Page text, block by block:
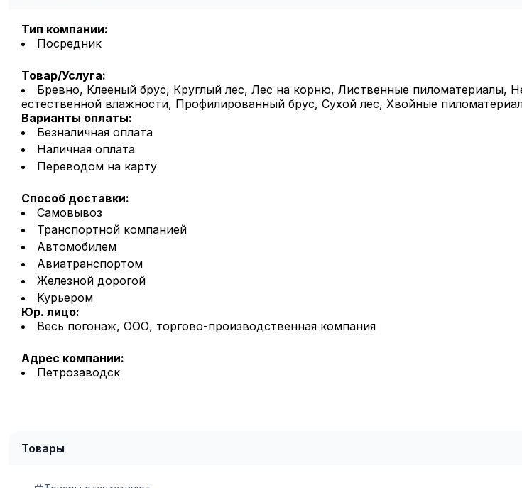
Тип компании:
Посредник
Товар/Услуга:
Бревно, Клееный брус, Круглый лес, Лес на корню, Лиственные пиломатериалы,
естественной влажности, Профилированный брус, Сухой лес, Хвойные
Варианты оплаты:
Безналичная оплата
Наличная оплата
Переводом на карту
Способ доставки:
Самовывоз
Транспортной компанией
Автомобилем
Авиатранспортом
Железной дорогой
Курьером
Юр. лицо:
Весь погонаж, ООО, торгово-производственная компания
Адрес компании:
Петрозаводск
Товары